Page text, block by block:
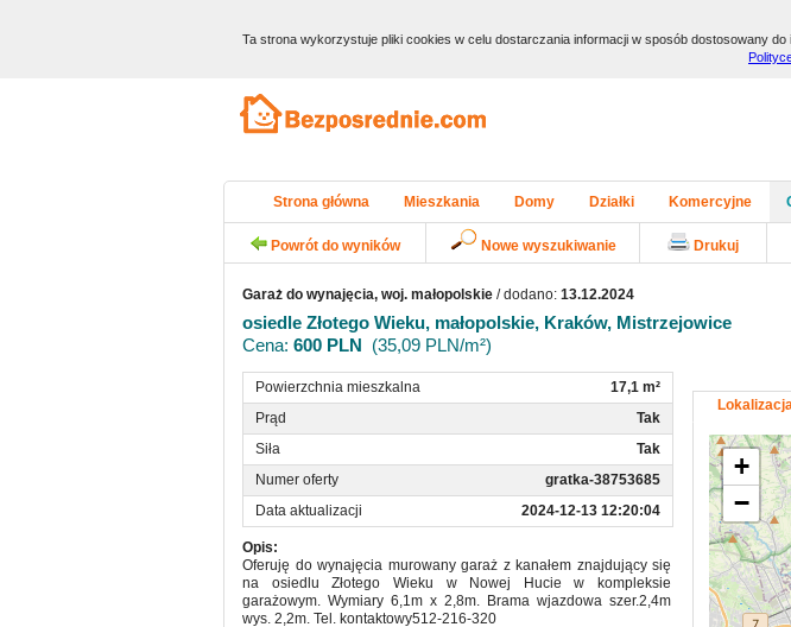
Ta strona wykorzystuje pliki cookies w celu dostarczania informacji w sposób dostosowany
Strona główna Mieszkania Domy Działki Komercyjne
Powrót do wyników Nowe wyszukiwanie Drukuj
Garaż do wynajęcia, woj. małopolskie / dodano: 13.12.2024
osiedle Złotego Wieku, małopolskie, Kraków, Mistrzejowice
Cena: 600 PLN (35,09 PLN/m²)
Powierzchnia mieszkalna
17,1 m²
Prąd
Tak
Siła
Tak
Numer oferty
gratka-38753685
Data aktualizacji
2024-12-13 12:20:04
Opis:
Oferuję do wynajęcia murowany garaż z kanałem znajdujący się
na osiedlu Złotego Wieku w Nowej Hucie w kompleksie
garażowym. Wymiary 6,1m x 2,8m. Brama wjazdowa szer.2,4m
wys. 2,2m. Tel. kontaktowy512-216-320
+
−